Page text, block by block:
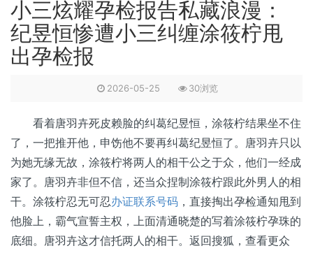
小三炫耀孕检报告私藏浪漫：
纪昱恒惨遭小三纠缠涂筱柠甩
出孕检报
2026-05-25 30浏览
看着唐羽卉死皮赖脸的纠葛纪昱恒，涂筱柠结果坐不住
了，一把推开他，申饬他不要再纠葛纪昱恒了。唐羽卉只以
为她无缘无故，涂筱柠将两人的相干公之于众，他们一经成
家了。唐羽卉非但不信，还当众捏制涂筱柠跟此外男人的相
干。涂筱柠忍无可忍办证联系号码 ，直接掏出孕检通知甩到
他脸上，霸气宣誓主权，上面清通晓楚的写着涂筱柠孕珠的
底细。唐羽卉这才信托两人的相干。返回搜狐，查看更众